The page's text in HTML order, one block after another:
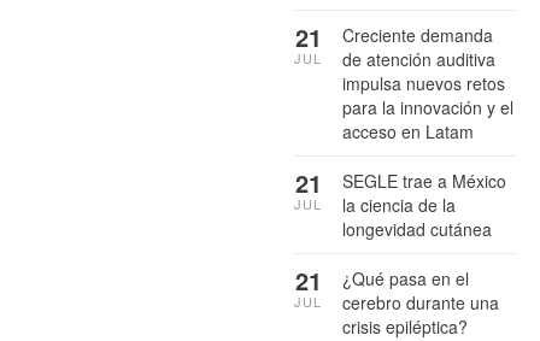
Creciente demanda
de atención auditiva
impulsa nuevos retos
para la innovación y el
acceso en Latam
21
JUL
SEGLE trae a México
la ciencia de la
longevidad cutánea
21
JUL
¿Qué pasa en el
cerebro durante una
crisis epiléptica?
21
JUL